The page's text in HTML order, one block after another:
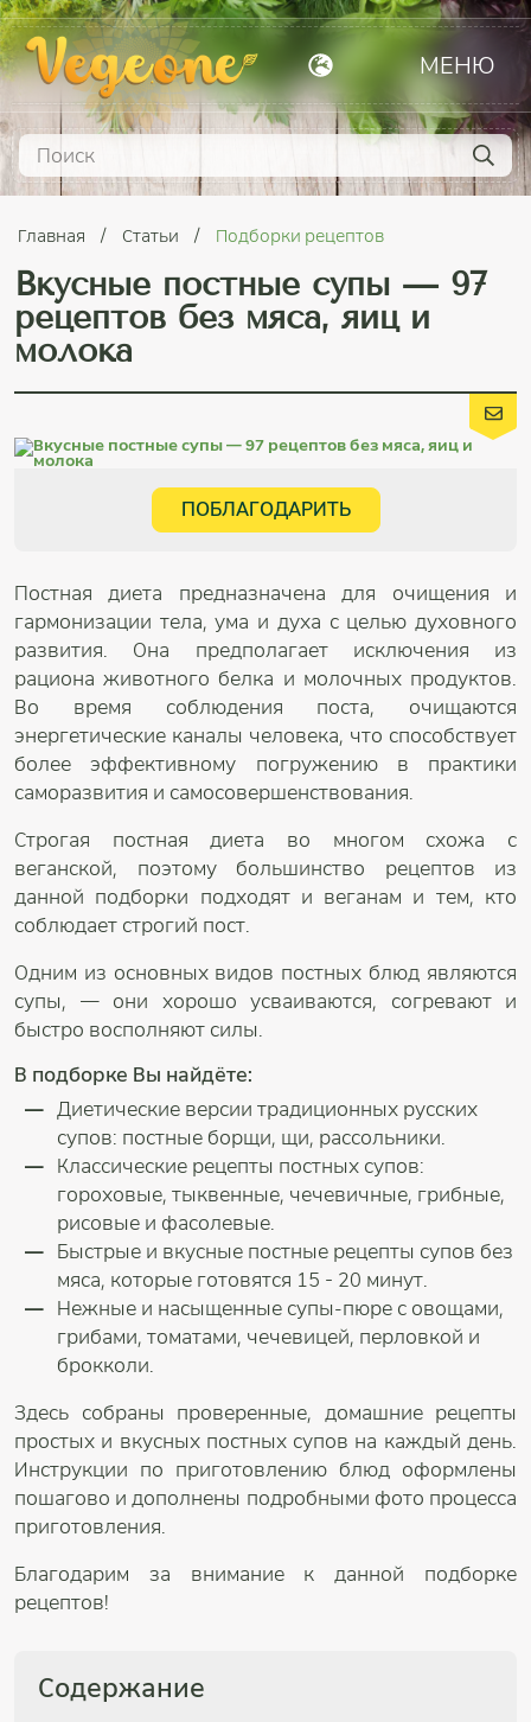
МЕНЮ
Главная Статьи Подборки рецептов
Вкусные постные супы — 97
рецептов без мяса, яиц и
молока
ПОБЛАГОДАРИТЬ
Постная диета предназначена для очищения и
гармонизации тела, ума и духа с целью духовного
развития. Она предполагает исключения из
рациона животного белка и молочных продуктов.
Во время соблюдения поста, очищаются
энергетические каналы человека, что способствует
более эффективному погружению в практики
саморазвития и самосовершенствования.
Строгая постная диета во многом схожа с
веганской, поэтому большинство рецептов из
данной подборки подходят и веганам и тем, кто
соблюдает строгий пост.
Одним из основных видов постных блюд являются
супы, — они хорошо усваиваются, согревают и
быстро восполняют силы.
В подборке Вы найдёте:
Диетические версии традиционных русских
супов: постные борщи, щи, рассольники.
Классические рецепты постных супов:
гороховые, тыквенные, чечевичные, грибные,
рисовые и фасолевые.
Быстрые и вкусные постные рецепты супов без
мяса, которые готовятся 15 - 20 минут.
Нежные и насыщенные супы-пюре с овощами,
грибами, томатами, чечевицей, перловкой и
брокколи.
Здесь собраны проверенные, домашние рецепты
простых и вкусных постных супов на каждый день.
Инструкции по приготовлению блюд оформлены
пошагово и дополнены подробными фото процесса
приготовления.
Благодарим за внимание к данной подборке
рецептов!
Содержание